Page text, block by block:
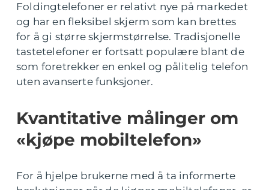
Foldingtelefoner er relativt nye på markedet
og har en fleksibel skjerm som kan brettes
for å gi større skjermstørrelse. Tradisjonelle
tastetelefoner er fortsatt populære blant de
som foretrekker en enkel og pålitelig telefon
uten avanserte funksjoner.
Kvantitative målinger om
«kjøpe mobiltelefon»
For å hjelpe brukerne med å ta informerte